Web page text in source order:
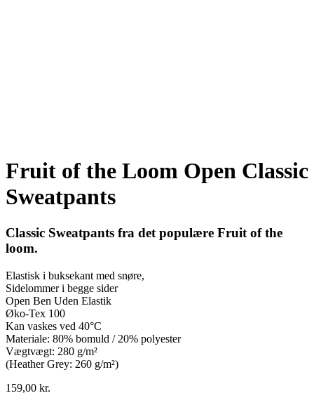
Fruit of the Loom Open Classic
Sweatpants
Classic Sweatpants fra det populære Fruit of the
loom.
Elastisk i buksekant med snøre,
Sidelommer i begge sider
Open Ben Uden Elastik
Øko-Tex 100
Kan vaskes ved 40°C
Materiale: 80% bomuld / 20% polyester
Vægtvægt: 280 g/m²
(Heather Grey: 260 g/m²)
159,00 kr.